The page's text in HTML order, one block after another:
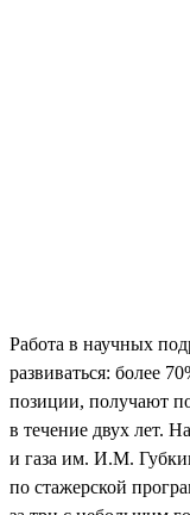
Работа в научных
развиваться: более
позиции, получают
в течение двух лет.
и газа им. И.М.
по стажерской